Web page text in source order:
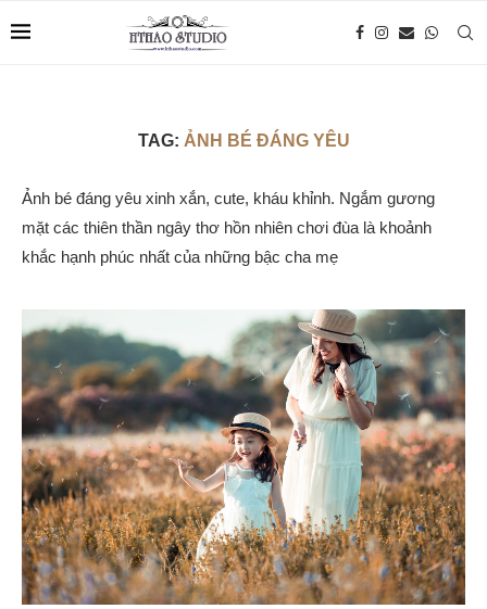
TAG: ẢNH BÉ ĐÁNG YÊU
Ảnh bé đáng yêu xinh xắn, cute, kháu khỉnh. Ngắm gương
mặt các thiên thần ngây thơ hồn nhiên chơi đùa là khoảnh
khắc hạnh phúc nhất của những bậc cha mẹ